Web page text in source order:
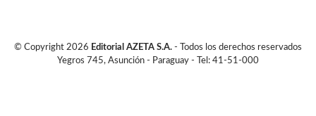
© Copyright 2026 Editorial AZETA S.A. - Todos los derechos reservados
Yegros 745, Asunción - Paraguay - Tel: 41-51-000